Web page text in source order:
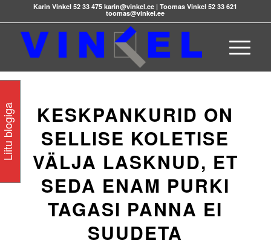
Karin Vinkel 52 33 475 karin@vinkel.ee | Toomas Vinkel 52 33 621
toomas@vinkel.ee
KESKPANKURID ON
SELLISE KOLETISE
VÄLJA LASKNUD, ET
SEDA ENAM PURKI
TAGASI PANNA EI
SUUDETA
Liitu blogiga